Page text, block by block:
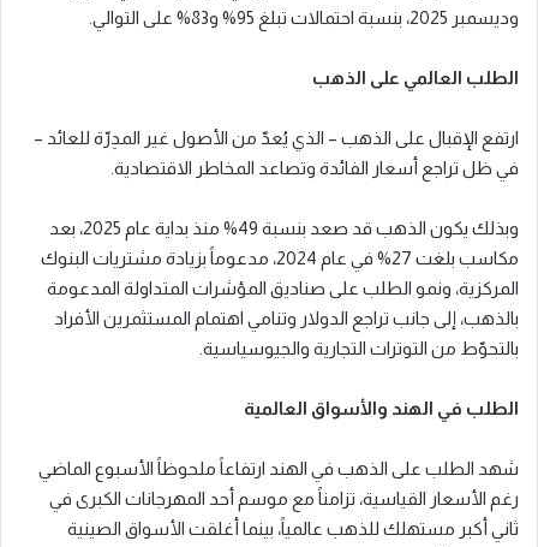
وديسمبر 2025، بنسبة احتمالات تبلغ 95% و83% على التوالي.
الطلب العالمي على الذهب
ارتفع الإقبال على الذهب – الذي يُعدّ من الأصول غير المدِرّة للعائد –
في ظل تراجع أسعار الفائدة وتصاعد المخاطر الاقتصادية.
وبذلك يكون الذهب قد صعد بنسبة 49% منذ بداية عام 2025، بعد
مكاسب بلغت 27% في عام 2024، مدعوماً بزيادة مشتريات البنوك
المركزية، ونمو الطلب على صناديق المؤشرات المتداولة المدعومة
بالذهب، إلى جانب تراجع الدولار وتنامي اهتمام المستثمرين الأفراد
بالتحوّط من التوترات التجارية والجيوسياسية.
الطلب في الهند والأسواق العالمية
شهد الطلب على الذهب في الهند ارتفاعاً ملحوظاً الأسبوع الماضي
رغم الأسعار القياسية، تزامناً مع موسم أحد المهرجانات الكبرى في
ثاني أكبر مستهلك للذهب عالمياً، بينما أغلقت الأسواق الصينية